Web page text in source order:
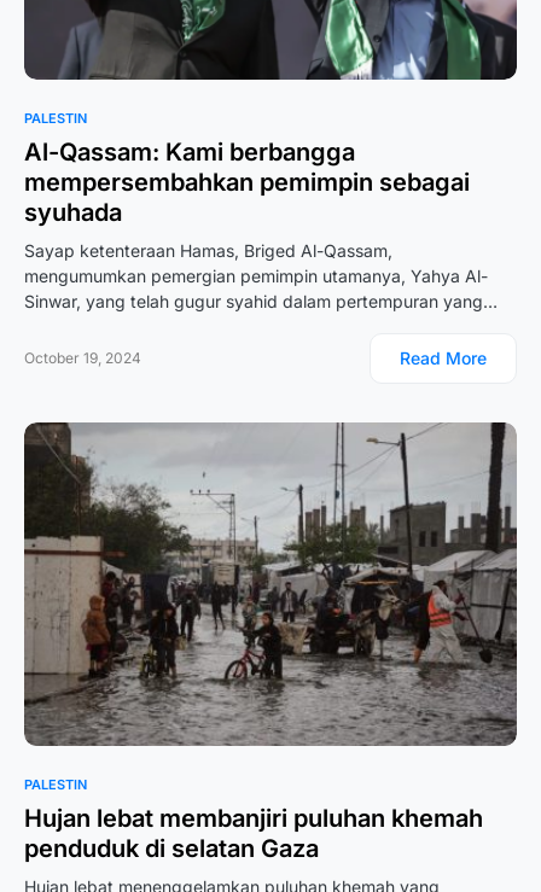
PALESTIN
Al-Qassam: Kami berbangga
mempersembahkan pemimpin sebagai
syuhada
Sayap ketenteraan Hamas, Briged Al-Qassam,
mengumumkan pemergian pemimpin utamanya, Yahya Al-
Sinwar, yang telah gugur syahid dalam pertempuran yang…
October 19, 2024 Read More
PALESTIN
Hujan lebat membanjiri puluhan khemah
penduduk di selatan Gaza
Hujan lebat menenggelamkan puluhan khemah yang